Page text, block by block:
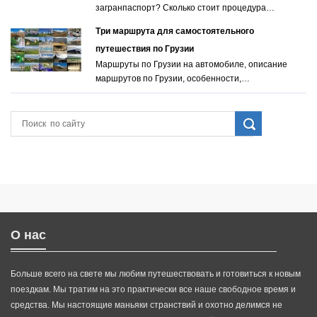
загранпаспорт? Сколько стоит процедура…
Три маршрута для самостоятельного
путешествия по Грузии
Маршруты по Грузии на автомобиле, описание
маршрутов по Грузии, особенности,…
О нас
Больше всего на свете мы любим путешествовать и готовиться к новым
поездкам. Мы тратим на это практически все наше свободное время и
средства. Мы настоящие маньяки странствий и охотно делимся не